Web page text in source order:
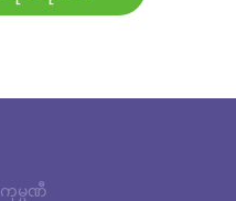
ကုမ္ပဏီ